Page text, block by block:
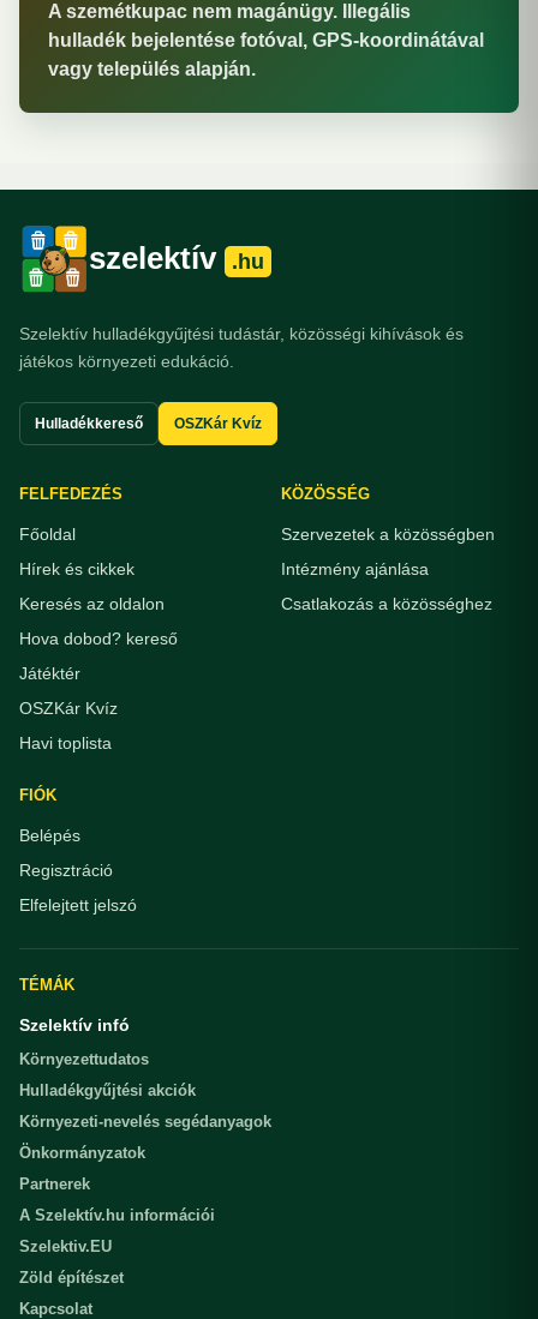
A szemétkupac nem magánügy. Illegális
hulladék bejelentése fotóval, GPS-koordinátával
vagy település alapján.
szelektív .hu
Szelektív hulladékgyűjtési tudástár, közösségi kihívások és
játékos környezeti edukáció.
Hulladékkereső OSZKár Kvíz
FELFEDEZÉS
Főoldal
Hírek és cikkek
Keresés az oldalon
Hova dobod? kereső
Játéktér
OSZKár Kvíz
Havi toplista
KÖZÖSSÉG
Szervezetek a közösségben
Intézmény ajánlása
Csatlakozás a közösséghez
FIÓK
Belépés
Regisztráció
Elfelejtett jelszó
TÉMÁK
Szelektív infó
Környezettudatos
Hulladékgyűjtési akciók
Környezeti-nevelés segédanyagok
Önkormányzatok
Partnerek
A Szelektív.hu információi
Szelektiv.EU
Zöld építészet
Kapcsolat